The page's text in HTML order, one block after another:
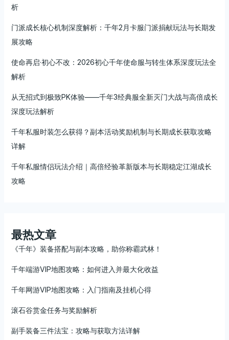
析
门派成长核心机制深度解析：千年2月卡服门派捐献玩法与长期发
展攻略
使命再启·初心不改：2026初心千年使命服与转生体系深度玩法全
解析
从无招式到极致PK体验——千年3经典服全新灭门大战与高倍成长
深度玩法解析
千年私服时装怎么获得？副本活动奖励机制与长期成长获取攻略
详解
千年私服情侣玩法介绍｜高倍经验革新版本与长期稳定江湖成长
攻略
最热文章
《千年》装备搭配与副本攻略，助你称霸武林！
千年端游VIP地图攻略：如何进入并最大化收益
千年网游VIP地图攻略：入门指南及挂机心得
滚石谷赏金任务与奖励解析
副手装备三件法宝：攻略与获取方法详解